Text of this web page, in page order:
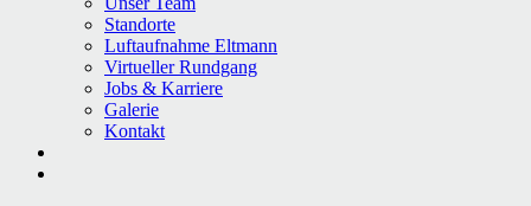
Standorte
Luftaufnahme Eltmann
Virtueller Rundgang
Jobs & Karriere
Galerie
Kontakt